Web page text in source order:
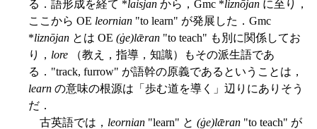
る．語形成を経て *laisjan から，Gmc *liznōjan に至り，
ここから OE leornian "to learn" が発展した．Gmc
*liznōjan とは OE (ġe)lǣran "to teach" も別に関係してお
り， lore （教え，指導，知識）もその派生語であ
る．"track, furrow" が語幹の原義であるということは，
learn の意味の根源は「歩む道を導く」辺りにありそう
だ．
古英語では， leornian "learn" と (ġe)lǣran "to teach" が